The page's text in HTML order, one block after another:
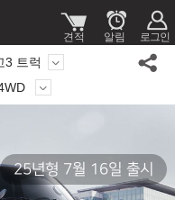
3 트럭
25년형 7월 16일 출시